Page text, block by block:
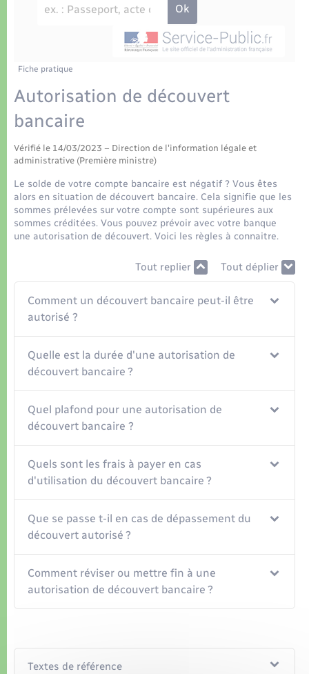
Eau - Assainissement
Transports
Transports scolaires
Logement - Urbanisme
Loisirs
Seniors
Nouvel habitant
Organisation d’événement
Sécurité - Prévention
Commerces - Entreprises - Emploi
Voirie et espace public
Travaux - Autorisation d’occupation de l’espace
Présentation de la commune
La Communauté de communes
Fiche pratique
Autorisation de découvert
bancaire
Vérifié le 14/03/2023 – Direction de l'information légale et
administrative (Première ministre)
Le solde de votre compte bancaire est négatif ? Vous êtes
alors en situation de découvert bancaire. Cela signifie que les
sommes prélevées sur votre compte sont supérieures aux
sommes créditées. Vous pouvez prévoir avec votre banque
une autorisation de découvert. Voici les règles à connaitre.
Tout replier Tout déplier
Comment un découvert bancaire peut-il être
autorisé ?
Quelle est la durée d'une autorisation de
découvert bancaire ?
Quel plafond pour une autorisation de
découvert bancaire ?
Quels sont les frais à payer en cas
d'utilisation du découvert bancaire ?
Que se passe t-il en cas de dépassement du
découvert autorisé ?
Comment réviser ou mettre fin à une
autorisation de découvert bancaire ?
Textes de référence